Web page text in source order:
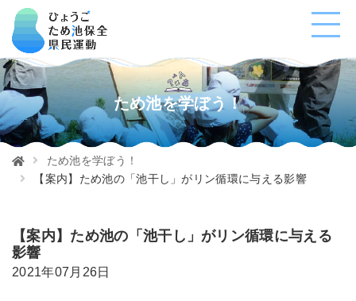
ため池を学ぼう！
ため池を学ぼう！
【案内】ため池の「池干し」がリン循環に与える影響
【案内】ため池の「池干し」がリン循環に与える
影響
2021年07月26日